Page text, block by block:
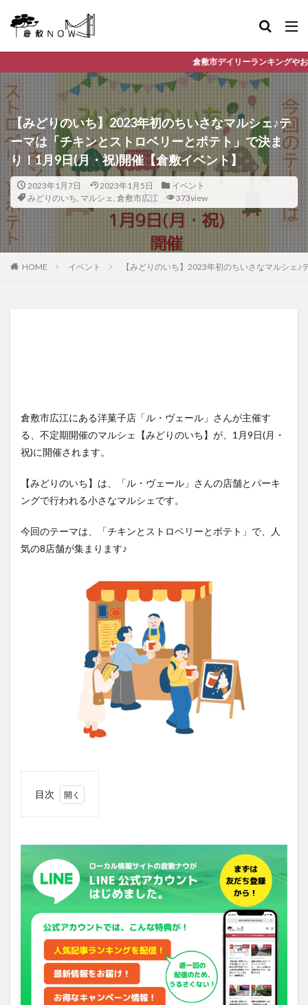
倉敷市デイリーランキングやお得な店舗情報など、公式
【みどりのいち】2023年初のちいさなマルシェ♪テ
ーマは「チキンとストロベリーとポテト」で決ま
り！1月9日(月・祝)開催【倉敷イベント】
2023年1月7日 2023年1月5日
イベント
みどりのいち, マルシェ, 倉敷市広江 373view
HOME イベント 【みどりのいち】2023年初のちいさなマルシェ
倉敷市広江にある洋菓子店「ル・ヴェール」さんが主催す
る、不定期開催のマルシェ【みどりのいち】が、1月9日(月・
祝)に開催されます。
【みどりのいち】は、「ル・ヴェール」さんの店舗とパーキ
ングで行われる小さなマルシェです。
今回のテーマは、「チキンとストロベリーとポテト」で、人
気の8店舗が集まります♪
目次
ち】
今回
のテ
ーマ
は、
「チ
キン
トロ
ーと